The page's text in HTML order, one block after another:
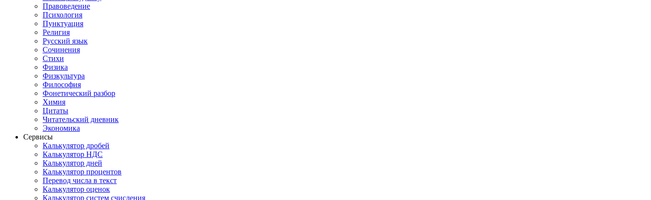
Правоведение
Психология
Пунктуация
Религия
Русский язык
Сочинения
Стихи
Физика
Физкультура
Философия
Фонетический разбор
Химия
Цитаты
Читательский дневник
Экономика
Сервисы
Калькулятор дробей
Калькулятор НДС
Калькулятор дней
Калькулятор процентов
Перевод числа в текст
Калькулятор оценок
Калькулятор систем счисления